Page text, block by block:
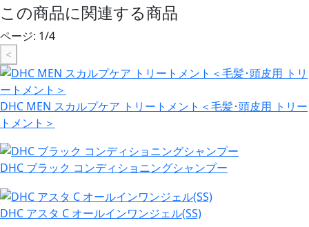
この商品に関連する商品
ページ: 1/4
<
DHC MEN スカルプケア トリートメント＜毛髪･頭皮用 トリー
トメント＞
DHC ブラック コンディショニングシャンプー
DHC アスタ C オールインワンジェル(SS)